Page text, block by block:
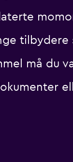
må du